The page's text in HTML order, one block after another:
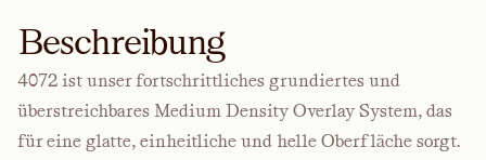
Beschreibung
4072 ist unser fortschrittliches grundiertes und
überstreichbares Medium Density Overlay System, das
für eine glatte, einheitliche und helle Oberfläche sorgt.